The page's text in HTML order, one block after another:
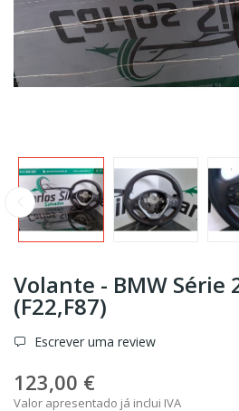
Volante - BMW Série
(F22,F87)
Escrever uma review
123,00 €
Valor apresentado já inclui IVA